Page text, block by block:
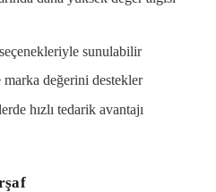
sunulabilir
değerini destekler
hızlı tedarik avantajı